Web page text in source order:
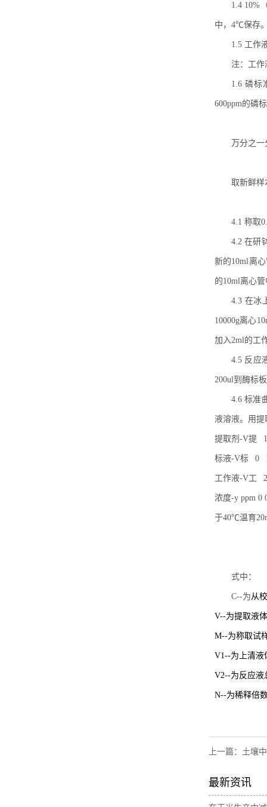
1.4 10%
中，4℃保
1.5 工作
注：工
1.6 磷标
600ppm的磷
万分之
取新鲜
4.1 称取
4.2 在研
新的10ml离
的10ml离心
4.3 在冰
10000g离心
加入2ml的工
4.5 反应
200ul到酶标
4.6 标准
液溶液。用
提取剂-V提
标液-V标 0
工作液-V
浓度-y ppm 0
于40℃温育
式中：
C--为从
V--为提取液
M--为称取试
V1--为上清液
V2--为反应液
N--为稀释倍
上一篇： 土壤
最新资讯